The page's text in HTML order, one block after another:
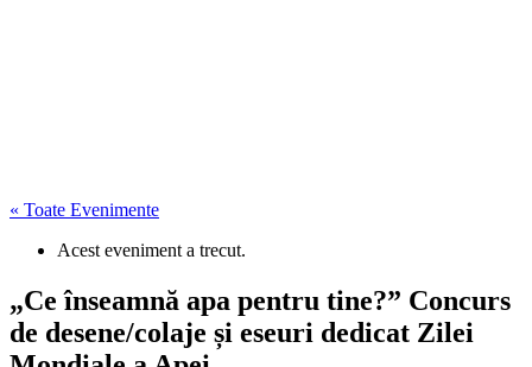
« Toate Evenimente
Acest eveniment a trecut.
„Ce înseamnă apa pentru tine?” Concurs
de desene/colaje și eseuri dedicat Zilei